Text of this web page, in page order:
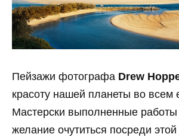
Пейзажи фотографа Drew
красоту нашей планеты во всем
Мастерски выполненные
желание очутиться посреди